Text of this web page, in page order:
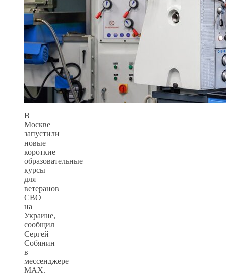
В
Москве
запустили
новые
короткие
образовательные
курсы
для
ветеранов
СВО
на
Украине,
сообщил
Сергей
Собянин
в
мессенджере
MAX.